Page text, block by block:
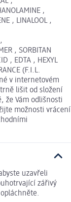
,
, LINALOOL ,
, SORBITAN
, EDTA , HEXYL
(F.I.L.
v internetovém
lišit od složení
že Vám odlišnosti
možnosti vrácení
uzavřeli
zářivý